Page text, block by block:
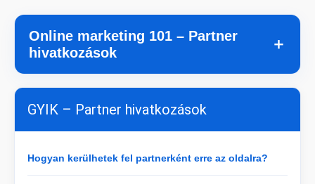
Online marketing 101 – Partner
hivatkozások
＋
GYIK – Partner hivatkozások
Hogyan kerülhetek fel partnerként erre az oldalra?